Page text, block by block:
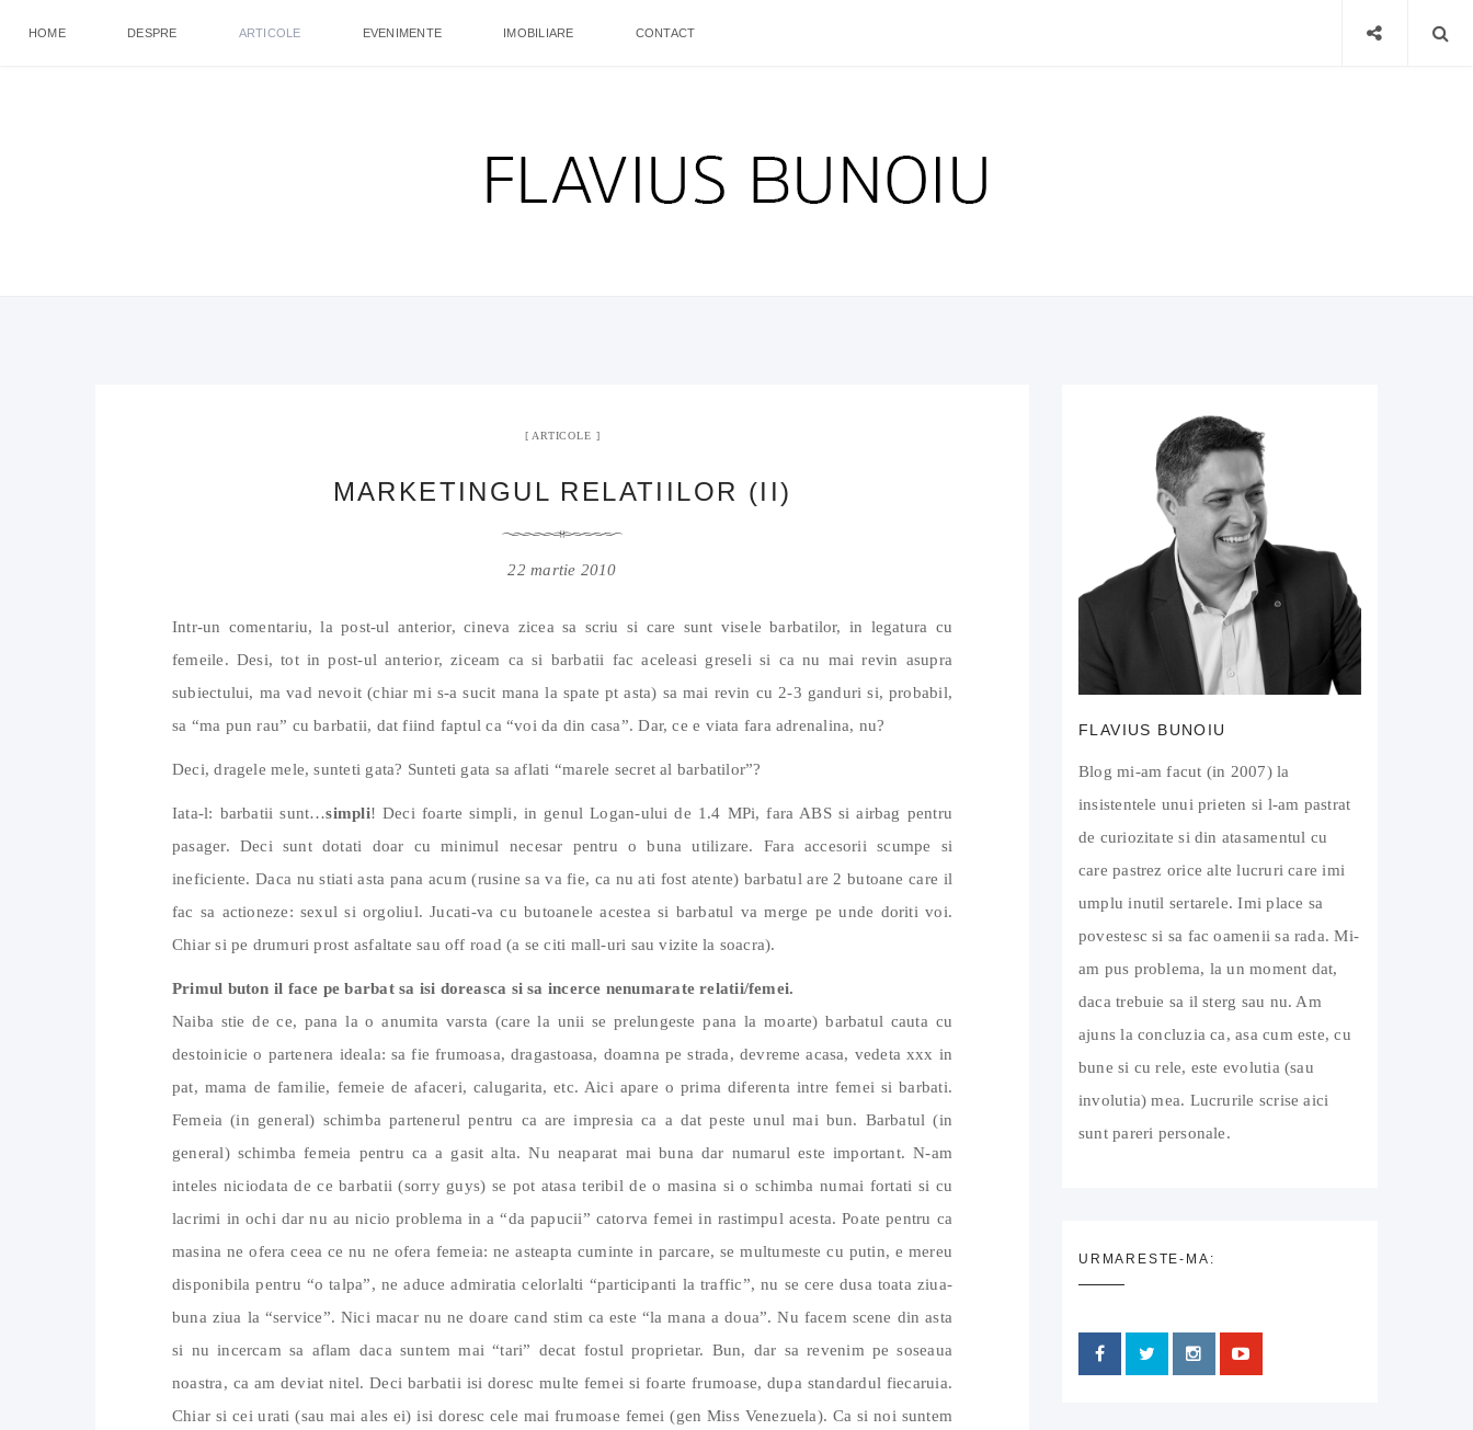
HOME DESPRE ARTICOLE EVENIMENTE IMOBILIARE CONTACT
ARTICOLE
MARKETINGUL RELATIILOR (II)
22 martie 2010
Intr-un comentariu, la post-ul anterior, cineva zicea sa scriu si care sunt visele barbatilor, in legatura cu
femeile. Desi, tot in post-ul anterior, ziceam ca si barbatii fac aceleasi greseli si ca nu mai revin asupra
subiectului, ma vad nevoit (chiar mi s-a sucit mana la spate pt asta) sa mai revin cu 2-3 ganduri si, probabil,
sa “ma pun rau” cu barbatii, dat fiind faptul ca “voi da din casa”. Dar, ce e viata fara adrenalina, nu?
Deci, dragele mele, sunteti gata? Sunteti gata sa aflati “marele secret al barbatilor”?
Iata-l: barbatii sunt…simpli! Deci foarte simpli, in genul Logan-ului de 1.4 MPi, fara ABS si airbag pentru
pasager. Deci sunt dotati doar cu minimul necesar pentru o buna utilizare. Fara accesorii scumpe si
ineficiente. Daca nu stiati asta pana acum (rusine sa va fie, ca nu ati fost atente) barbatul are 2 butoane care il
fac sa actioneze: sexul si orgoliul. Jucati-va cu butoanele acestea si barbatul va merge pe unde doriti voi.
Chiar si pe drumuri prost asfaltate sau off road (a se citi mall-uri sau vizite la soacra).
Primul buton il face pe barbat sa isi doreasca si sa incerce nenumarate relatii/femei.
Naiba stie de ce, pana la o anumita varsta (care la unii se prelungeste pana la moarte) barbatul cauta cu
destoinicie o partenera ideala: sa fie frumoasa, dragastoasa, doamna pe strada, devreme acasa, vedeta xxx in
pat, mama de familie, femeie de afaceri, calugarita, etc. Aici apare o prima diferenta intre femei si barbati.
Femeia (in general) schimba partenerul pentru ca are impresia ca a dat peste unul mai bun. Barbatul (in
general) schimba femeia pentru ca a gasit alta. Nu neaparat mai buna dar numarul este important. N-am
inteles niciodata de ce barbatii (sorry guys) se pot atasa teribil de o masina si o schimba numai fortati si cu
lacrimi in ochi dar nu au nicio problema in a “da papucii” catorva femei in rastimpul acesta. Poate pentru ca
masina ne ofera ceea ce nu ne ofera femeia: ne asteapta cuminte in parcare, se multumeste cu putin, e mereu
disponibila pentru “o talpa”, ne aduce admiratia celorlalti “participanti la traffic”, nu se cere dusa toata ziua-
buna ziua la “service”. Nici macar nu ne doare cand stim ca este “la mana a doua”. Nu facem scene din asta
si nu incercam sa aflam daca suntem mai “tari” decat fostul proprietar. Bun, dar sa revenim pe soseaua
noastra, ca am deviat nitel. Deci barbatii isi doresc multe femei si foarte frumoase, dupa standardul fiecaruia.
Chiar si cei urati (sau mai ales ei) isi doresc cele mai frumoase femei (gen Miss Venezuela). Ca si noi suntem
FLAVIUS BUNOIU
Blog mi-am facut (in 2007) la
insistentele unui prieten si l-am pastrat
de curiozitate si din atasamentul cu
care pastrez orice alte lucruri care imi
umplu inutil sertarele. Imi place sa
povestesc si sa fac oamenii sa rada. Mi-
am pus problema, la un moment dat,
daca trebuie sa il sterg sau nu. Am
ajuns la concluzia ca, asa cum este, cu
bune si cu rele, este evolutia (sau
involutia) mea. Lucrurile scrise aici
sunt pareri personale.
URMARESTE-MA: